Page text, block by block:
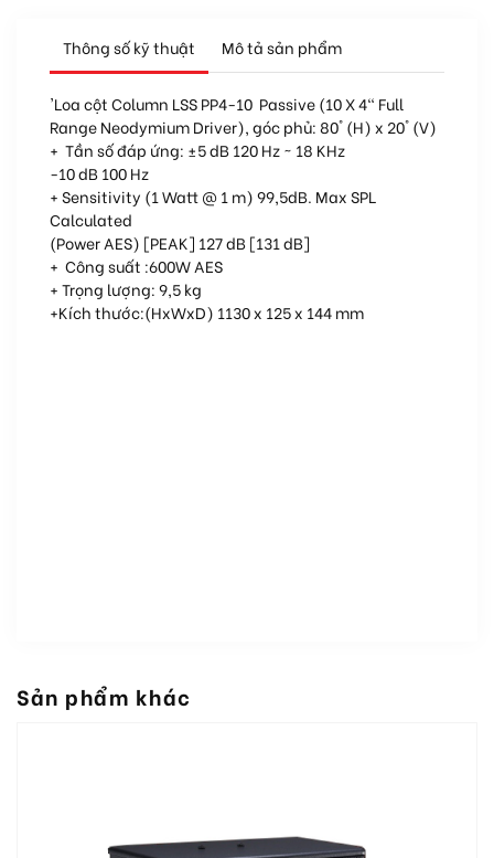
Thông số kỹ thuật Mô tả sản phẩm
'Loa cột Column LSS PP4-10 Passive (10 X 4" Full
Range Neodymium Driver), góc phủ: 80° (H) x 20° (V)
+ Tần số đáp ứng: ±5 dB 120 Hz ~ 18 KHz
-10 dB 100 Hz
+ Sensitivity (1 Watt @ 1 m) 99,5dB. Max SPL
Calculated
(Power AES) [PEAK] 127 dB [131 dB]
+ Công suất :600W AES
+ Trọng lượng: 9,5 kg
+Kích thước:(HxWxD) 1130 x 125 x 144 mm
Sản phẩm khác